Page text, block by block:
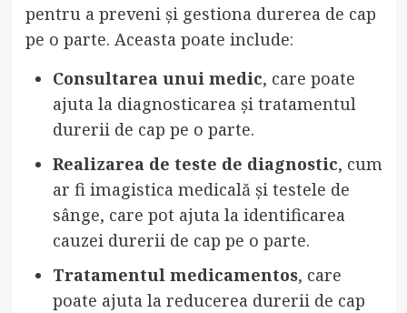
pentru a preveni și gestiona durerea de cap
pe o parte. Aceasta poate include:
Consultarea unui medic, care poate
ajuta la diagnosticarea și tratamentul
durerii de cap pe o parte.
Realizarea de teste de diagnostic, cum
ar fi imagistica medicală și testele de
sânge, care pot ajuta la identificarea
cauzei durerii de cap pe o parte.
Tratamentul medicamentos, care
poate ajuta la reducerea durerii de cap